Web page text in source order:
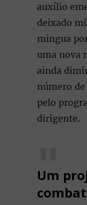
auxílio
deixado
mingua
uma nova
ainda
número de
pelo
dirigente.
Um